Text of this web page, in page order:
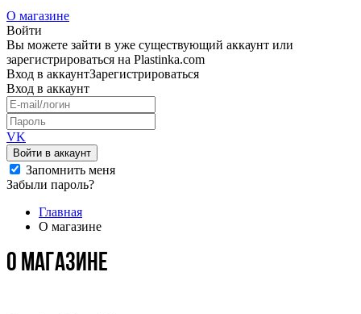
О магазине
Войти
Вы можете зайти в уже существующий аккаунт или
зарегистрироваться на Plastinka.com
Вход в аккаунтЗарегистрироваться
Вход в аккаунт
VK
Войти в аккаунт
Запомнить меня
Забыли пароль?
Главная
О магазине
О магазине